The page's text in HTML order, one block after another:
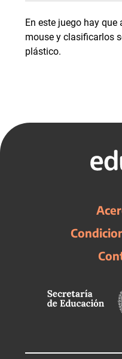
En este juego hay
mouse y clasificarlos
plástico.